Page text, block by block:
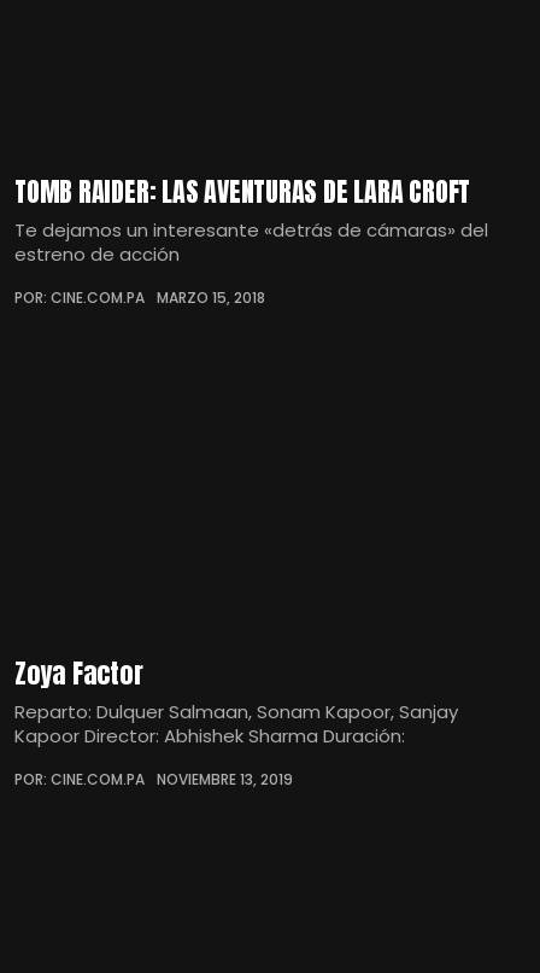
TOMB RAIDER: LAS AVENTURAS DE LARA CROFT
Te dejamos un interesante «detrás de cámaras» del
estreno de acción
POR: CINE.COM.PA MARZO 15, 2018
Zoya Factor
Reparto: Dulquer Salmaan, Sonam Kapoor, Sanjay
Kapoor Director: Abhishek Sharma Duración:
POR: CINE.COM.PA NOVIEMBRE 13, 2019